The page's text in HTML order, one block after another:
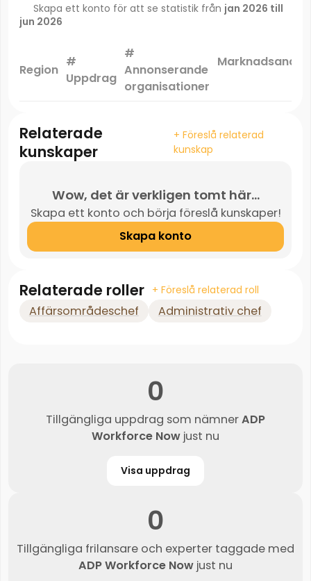
Skapa ett konto för att se statistik från jan 2026 till
jun 2026
Region
#
Uppdrag
#
Annonserande
organisationer
Marknadsandel
Relaterade
kunskaper
+ Föreslå relaterad
kunskap
Wow, det är verkligen tomt här...
Skapa ett konto och börja föreslå kunskaper!
Skapa konto
Relaterade roller + Föreslå relaterad roll
Affärsområdeschef Administrativ chef
0
Tillgängliga uppdrag som nämnerADP
Workforce Now just nu
Visa uppdrag
0
Tillgängliga frilansare och experter taggade med
ADP Workforce Now just nu